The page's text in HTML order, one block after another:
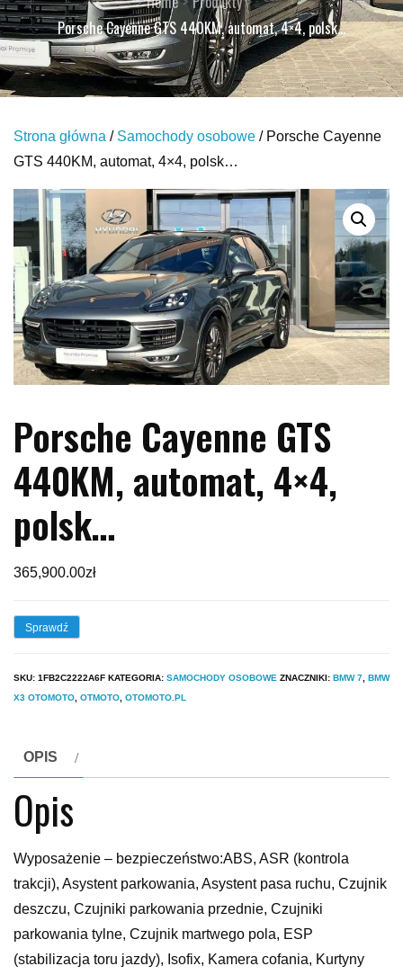
Porsche Cayenne GTS 440KM, automat, 4×4, polsk…
Strona główna / Samochody osobowe / Porsche Cayenne
GTS 440KM, automat, 4×4, polsk…
Porsche Cayenne GTS
440KM, automat, 4×4,
polsk…
365,900.00zł
Sprawdź
SKU: 1FB2C2222A6F KATEGORIA: SAMOCHODY OSOBOWE ZNACZNIKI: BMW 7, BMW
X3 OTOMOTO, OTMOTO, OTOMOTO.PL
OPIS
Opis
Wyposażenie – bezpieczeństwo:ABS, ASR (kontrola
trakcji), Asystent parkowania, Asystent pasa ruchu, Czujnik
deszczu, Czujniki parkowania przednie, Czujniki
parkowania tylne, Czujnik martwego pola, ESP
(stabilizacja toru jazdy), Isofix, Kamera cofania, Kurtyny